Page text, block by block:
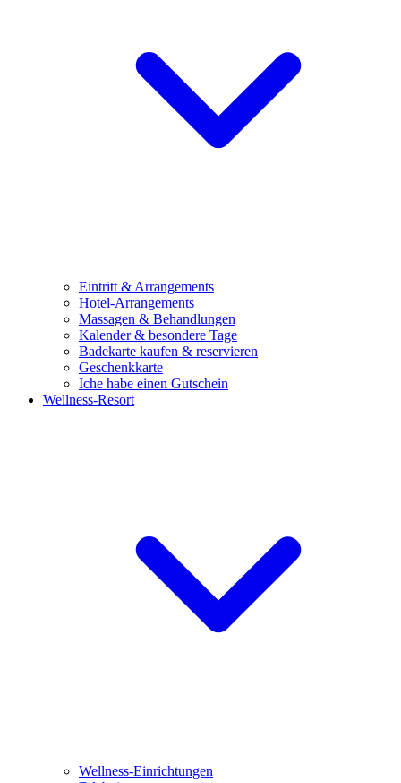
Eintritt & Arrangements
Hotel-Arrangements
Massagen & Behandlungen
Kalender & besondere Tage
Badekarte kaufen & reservieren
Geschenkkarte
Iche habe einen Gutschein
Wellness-Resort
Wellness-Einrichtungen